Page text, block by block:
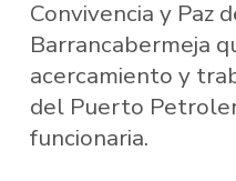
Convivencia y Paz
Barrancabermeja
acercamiento y
del Puerto
funcionaria.